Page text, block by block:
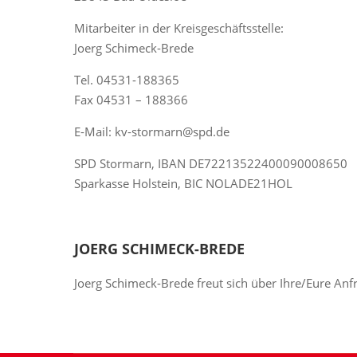
Mitarbeiter in der Kreisgeschäftsstelle:
Joerg Schimeck-Brede
Tel. 04531-188365
Fax 04531 – 188366
E-Mail: kv-stormarn@spd.de
SPD Stormarn, IBAN DE72213522400090008650
Sparkasse Holstein, BIC NOLADE21HOL
JOERG SCHIMECK-BREDE
Joerg Schimeck-Brede freut sich über Ihre/Eure